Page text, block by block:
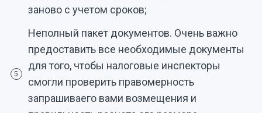
заново с учетом сроков;
5
Неполный пакет документов. Очень важно
предоставить все необходимые документы
для того, чтобы налоговые инспекторы
смогли проверить правомерность
запрашиваего вами возмещения и